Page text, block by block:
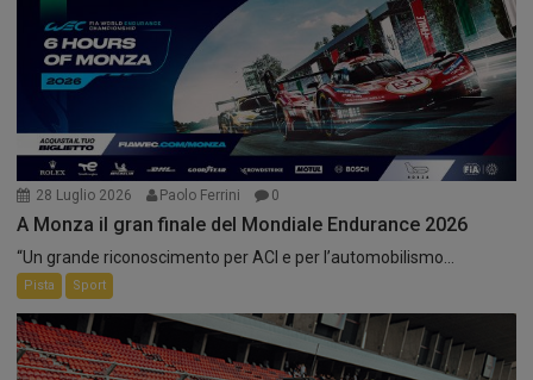
28 Luglio 2026 Paolo Ferrini 0
A Monza il gran finale del Mondiale Endurance 2026
“Un grande riconoscimento per ACI e per l’automobilismo...
Pista Sport